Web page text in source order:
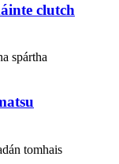
clutch